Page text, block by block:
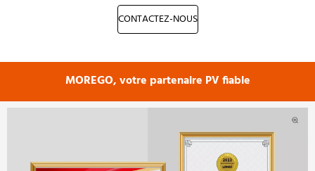
CONTACTEZ-NOUS
MOREGO, votre partenaire PV fiable